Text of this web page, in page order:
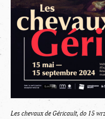
Les chevaux de Géricault, do 15